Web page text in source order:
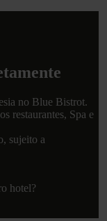
no Blue Bistrot.
restaurantes, Spa e
sujeito a
hotel?